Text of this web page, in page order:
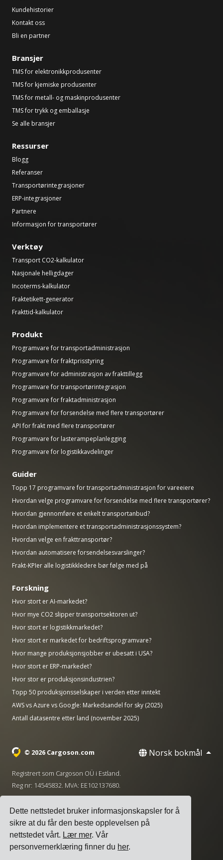
Dette nettstedet bruker informasjonskapsler for å
sikre at du får den beste opplevelsen på
nettstedet vårt. Lær mer. Vår
personvernerklæring finner du her.
Kundehistorier
Kontakt oss
Bli en partner
Bransjer
TMS for elektronikkprodusenter
TMS for kjemiske produsenter
TMS for metall- og maskinprodusenter
TMS for trykk og emballasje
Se alle bransjer
Ressurser
Blogg
Referanser
Transportørintegrasjoner
ERP-integrasjoner
Partnere
Informasjon for transportører
Verktøy
Transport CO2-kalkulator
Nasjonale helligdager
Incoterms-kalkulator
Fraktetikett-generator
Frakttid-kalkulator
Produkt
Programvare for transportadministrasjon
Programvare for fraktprisstyring
Programvare for administrasjon av frakttillegg
Programvare for transportørintegrasjon
Programvare for fraktadministrasjon
Programvare for forsendelse med flere transportører
API for frakt med flere transportører
Programvare for lasterampeplanlegging
Programvare for logistikkavdelinger
Guider
Topp 17 programvare for transportadministrasjon for vareeiere
Hvordan velge programvare for forsendelse med flere transportører?
Hvordan gjennomføre et enkelt transportanbud?
Hvordan implementere et transportadministrasjonssystem?
Hvordan velge en frakttransportør?
Hvordan automatisere forsendelsesvarslinger?
Frakt-KPIer alle logistikkledere bør følge med på
Forskning
Hvor stort er AI-markedet?
Hvor mye CO2 slipper transportsektoren ut?
Hvor stort er logistikkmarkedet?
Hvor stort er markedet for bedriftsprogramvare?
Hvor mange produksjonsjobber er ubesatt i USA?
Hvor stort er ERP-markedet?
Hvor stor er produksjonsindustrien?
Topp 50 produksjonsselskaper i verden etter inntekt
AWS vs Azure vs Google: Markedsandel for sky (2025)
Antall datasentre etter land (november 2025)
© 2026 Cargoson.com Norsk bokmål
Registrert som Cargoson OÜ i Estland.
Reg nr: 14545832. MVA: EE102137680.
+372 5555 0028 · hello@cargoson.com
Vilkår for tjenesten|Personvernregler
Informasjonskapselpolicy